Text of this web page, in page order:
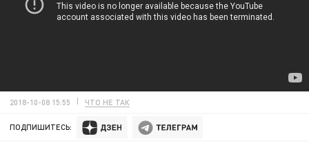
2018-10-08 15:55 ЧТО НЕ ТАК
ПОДПИШИТЕСЬ: